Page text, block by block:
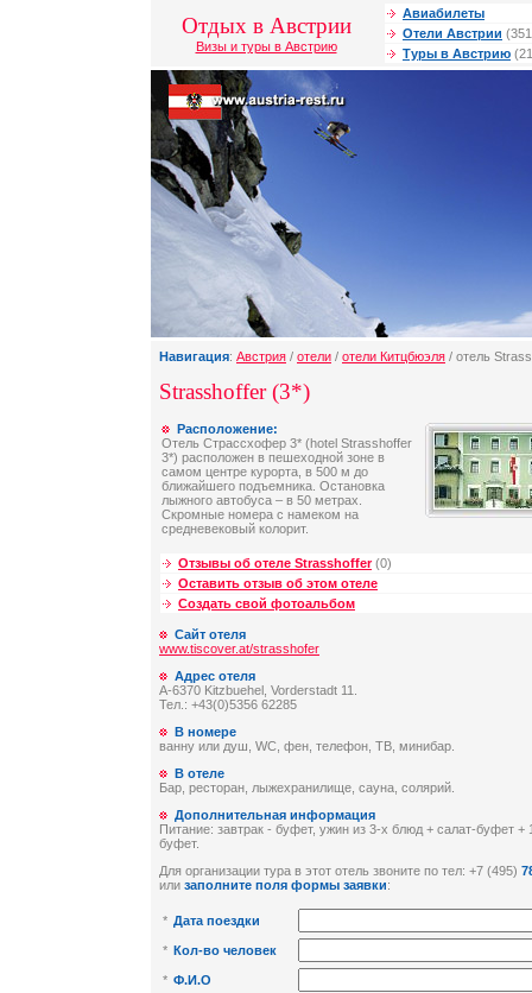
Отдых в Австрии
Визы и туры в Австрию
Авиабилеты
Отели Австрии
Туры в Австрию
Навигация: Австрия / отели / отели Китцбюэля / отель
Strasshoffer (3*)
Расположение:
Отель Страссхофер 3* (hotel Strasshoffer
3*) расположен в пешеходной зоне в
самом центре курорта, в 500 м до
ближайшего подъемника. Остановка
лыжного автобуса – в 50 метрах.
Скромные номера с намеком на
средневековый колорит.
Отзывы об отеле Strasshoffer(0)
Оставить отзыв об этом отеле
Создать свой фотоальбом
Сайт отеля
www.tiscover.at/strasshofer
Адрес отеля
А-6370 Kitzbuehel, Vorderstadt 11.
Тел.: +43(0)5356 62285
В номере
ванну или душ, WC, фен, телефон, ТВ, минибар.
В отеле
Бар, ресторан, лыжехранилище, сауна, солярий.
Дополнительная информация
Питание: завтрак - буфет, ужин из 3-х блюд + салат-буфет
буфет.
Для организации тура в этот отель звоните по тел: +7 (495)
или заполните поля формы заявки:
* Дата поездки
* Кол-во человек
* Ф.И.О